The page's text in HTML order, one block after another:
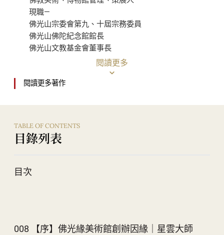
現職—
佛光山宗委會第九、十屆宗務委員
佛光山佛陀紀念館館長
佛光山文教基金會董事長
全球二十七所佛光緣美術館總館長
世界佛教美術圖說大辭典主編
南華大學宗教學系副教授
除擔任佛陀紀念館館長，星雲大師曾讚其聰明能幹，才
編輯委員會，由他擔任主編，率團隊進行長達十三年編纂工
二○○二年，佛光緣美術館總部成立，其擔任總館長，
閱讀更多
閱讀更多著作
TABLE OF CONTENTS
目錄列表
目次
008 【序】佛光緣美術館創辦因緣｜星雲大師